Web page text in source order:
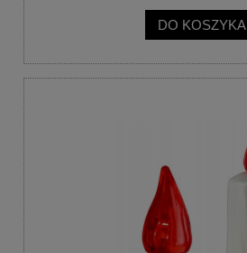
DO KOSZYKA